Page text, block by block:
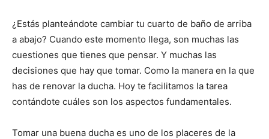
¿Estás planteándote cambiar tu cuarto de baño de arriba
a abajo? Cuando este momento llega, son muchas las
cuestiones que tienes que pensar. Y muchas las
decisiones que hay que tomar. Como la manera en la que
has de renovar la ducha. Hoy te facilitamos la tarea
contándote cuáles son los aspectos fundamentales.
Tomar una buena ducha es uno de los placeres de la